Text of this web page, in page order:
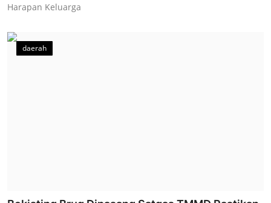
Harapan Keluarga
daerah